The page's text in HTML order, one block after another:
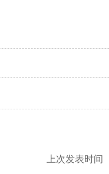
上次发表时间